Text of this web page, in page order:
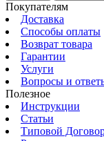
Покупателям
Доставка
Способы оплаты
Возврат товара
Гарантии
Услуги
Вопросы и
Полезное
Инструкции
Статьи
Типовой